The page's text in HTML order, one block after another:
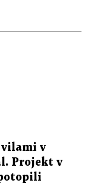
vilami v
Projekt v